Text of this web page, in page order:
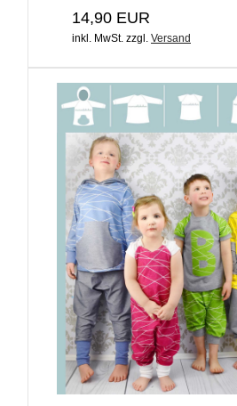
14,90 EUR
inkl. MwSt. zzgl. Versand